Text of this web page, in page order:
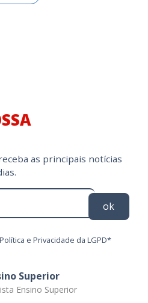
as principais notícias
ok
e Privacidade da LGPD*
Superior
Ensino Superior